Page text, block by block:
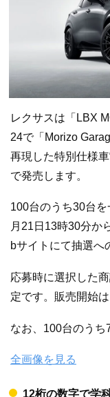
レクサスは「LBX
24で「Morizo
再現した特別仕様
で発売します。
100台のうち30台
月21日13時30分か
bサイトにて抽選へ
応募時に選択した
定です。販売開始
なお、100台のうち
全画像を見る
12桁の数字で学